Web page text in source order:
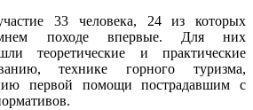
33 человека, 24 из которых
походе впервые. Для них
теоретические и практические
технике горного туризма,
первой помощи пострадавшим с